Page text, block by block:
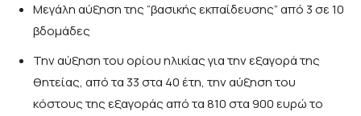
Μεγάλη αύξηση της “βασικής εκπαίδευσης” από 3 σε 10
βδομάδες
Την αύξηση του ορίου ηλικίας για την εξαγορά της
θητείας, από τα 33 στα 40 έτη, την αύξηση του
κόστους της εξαγοράς από τα 810 στα 900 ευρώ το